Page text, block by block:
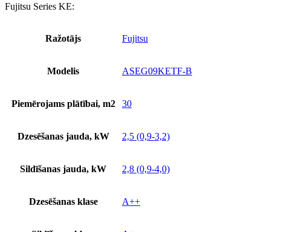
Fujitsu Series KE:
Ražotājs Fujitsu
Modelis ASEG09KETF-B
Piemērojams plātībai, m2 30
Dzesēšanas jauda, kW 2,5 (0,9-3,2)
Sildīšanas jauda, kW 2,8 (0,9-4,0)
Dzesēšanas klase A++